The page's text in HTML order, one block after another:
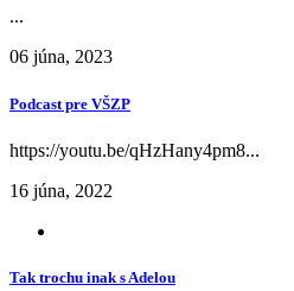
...
06 júna, 2023
Podcast pre VŠZP
https://youtu.be/qHzHany4pm8...
16 júna, 2022
Tak trochu inak s Adelou